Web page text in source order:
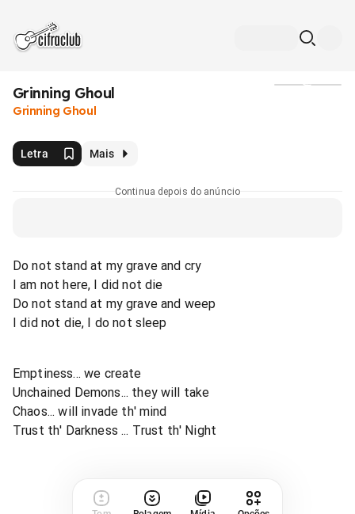
Grinning Ghoul
Grinning Ghoul
Letra Mais
Continua depois do anúncio
Do not stand at my grave and cry
I am not here, I did not die
Do not stand at my grave and weep
I did not die, I do not sleep
Emptiness... we create
Unchained Demons... they will take
Chaos... will invade th' mind
Trust th' Darkness ... Trust th' Night